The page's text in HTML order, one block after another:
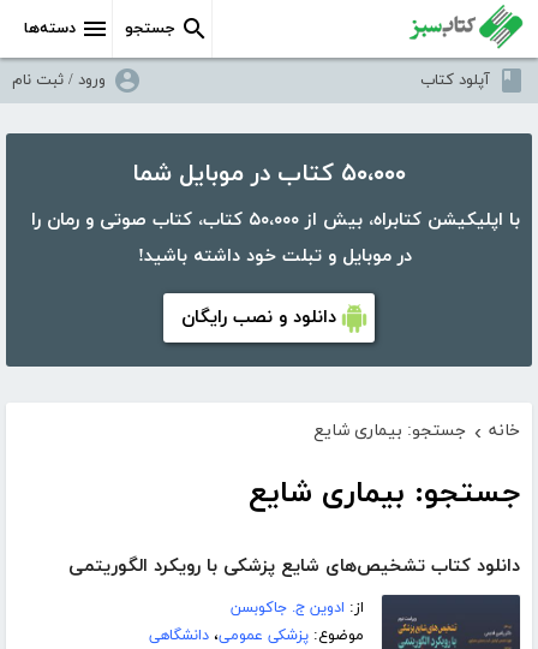
دسته‌ها جستجو
آپلود کتاب ورود / ثبت نام
۵۰،۰۰۰ کتاب در موبایل شما
با اپلیکیشن کتابراه، بیش از ۵۰،۰۰۰ کتاب، کتاب صوتی و رمان را
در موبایل و تبلت خود داشته باشید!
دانلود و نصب رایگان
خانه › جستجو: بیماری شایع
جستجو: بیماری شایع
دانلود کتاب تشخیص‌های شایع پزشکی با رویکرد الگوریتمی
از: ادوین ج. جاکوبسن
موضوع:پزشکی عمومی،دانشگاهی